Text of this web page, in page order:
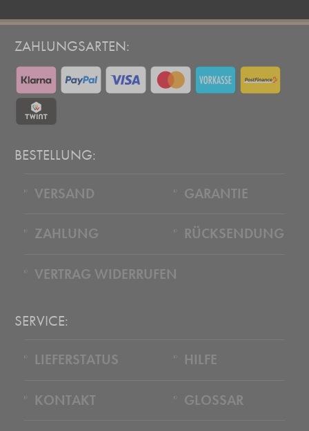
ZAHLUNGSARTEN:
BESTELLUNG:
VERSAND GARANTIE
ZAHLUNG RÜCKSENDUNG
VERTRAG WIDERRUFEN
SERVICE:
LIEFERSTATUS HILFE
KONTAKT GLOSSAR